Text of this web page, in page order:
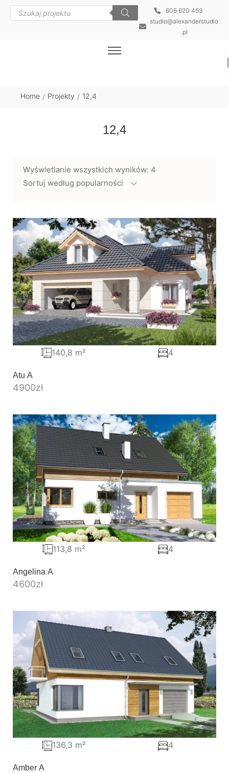
606 620 453
studio@alexanderstudio
.pl
Home / Projekty / 12,4
12,4
Wyświetlanie wszystkich wyników: 4
Sortuj według popularności
Atu A
4900zł
140,8 m² 4
Angelina A
4600zł
113,8 m² 4
Amber A
136,3 m² 4